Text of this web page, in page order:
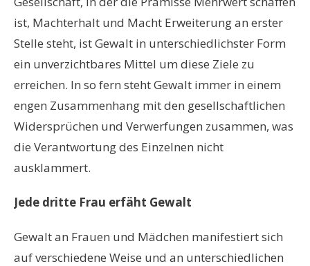
ist, Machterhalt und Macht Erweiterung an erster
Stelle steht, ist Gewalt in unterschiedlichster Form
ein unverzichtbares Mittel um diese Ziele zu
erreichen. In so fern steht Gewalt immer in einem
engen Zusammenhang mit den gesellschaftlichen
Widersprüchen und Verwerfungen zusammen, was
die Verantwortung des Einzelnen nicht
ausklammert.
Jede dritte Frau erfäht Gewalt
Gewalt an Frauen und Mädchen manifestiert sich
auf verschiedene Weise und an unterschiedlichen